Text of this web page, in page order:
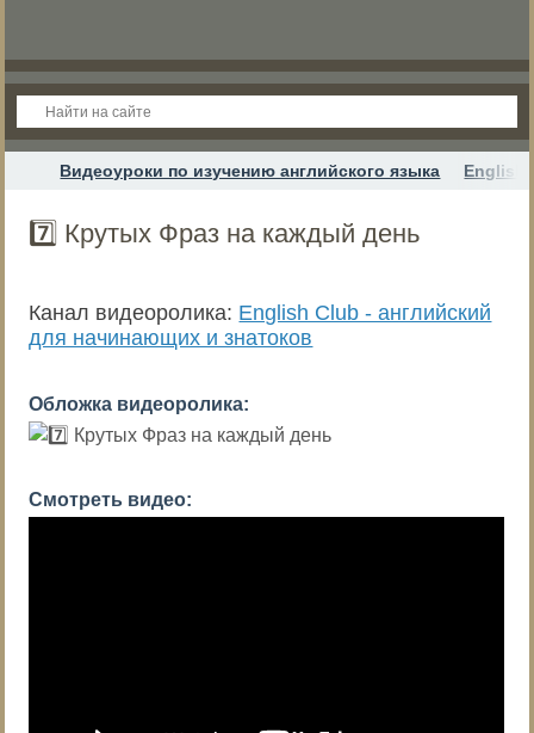
Видеоуроки по изучению английского языка English
7️⃣ Крутых Фраз на каждый день
Канал видеоролика: English Club - английский
для начинающих и знатоков
Обложка видеоролика:
Смотреть видео: